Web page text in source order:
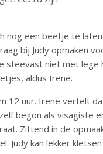
nog een beetje te
bij Judy opmaken
steevast niet met lege
aldus Irene.
12 uur. Irene vertelt
begon als visagiste
Zittend in de
Judy kan lekker